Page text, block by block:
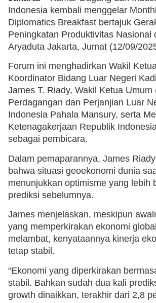
Indonesia kembali menggelar
Diplomatics Breakfast bertajuk
Peningkatan Produktivitas Nasional
Aryaduta Jakarta, Jumat (12/09/
Forum ini menghadirkan Wakil
Koordinator Bidang Luar Negeri
James T. Riady, Wakil Ketua Umum
Perdagangan dan Perjanjian Luar
Indonesia Pahala Mansury, serta
Ketenagakerjaan Republik
sebagai pembicara.
Dalam pemaparannya, James
bahwa situasi geoekonomi dunia
menunjukkan optimisme yang lebih
prediksi sebelumnya.
James menjelaskan, meskipun
yang memperkirakan ekonomi
melambat, kenyataannya kinerja
tetap stabil.
“Ekonomi yang diperkirakan
stabil. Bahkan sudah dua kali
growth dinaikkan, terakhir dari 2,8